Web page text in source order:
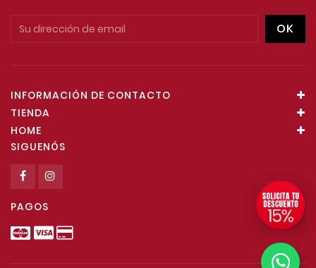
INFORMACIÓN DE CONTACTO
TIENDA
HOME
SIGUENÓS
PAGOS